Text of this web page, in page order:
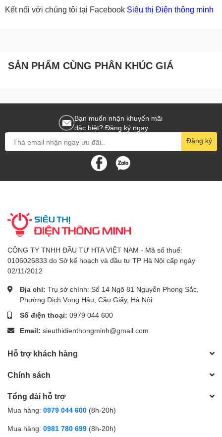
Kết nối với chúng tôi tại Facebook Siêu thị Điện thông minh
SẢN PHẨM CÙNG PHÂN KHÚC GIÁ
Bạn muốn nhận khuyến mãi
đặc biệt? Đăng ký ngay.
Đăng ký
CÔNG TY TNHH ĐẦU TƯ HTA VIỆT NAM - Mã số thuế:
0106026833 do Sở kế hoạch và đầu tư TP Hà Nội cấp ngày
02/11/2012
Địa chỉ: Trụ sở chính: Số 14 Ngõ 81 Nguyễn Phong Sắc,
Phường Dịch Vọng Hậu, Cầu Giấy, Hà Nội
Số điện thoại: 0979 044 600
Email: sieuthidienthongminh@gmail.com
Hỗ trợ khách hàng
Chính sách
Tổng đài hỗ trợ
Mua hàng: 0979 044 600 (8h-20h)
Mua hàng: 0981 780 699 (8h-20h)